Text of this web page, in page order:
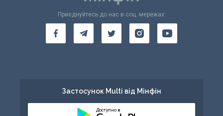
Приєднуйтесь до нас в соц. мережах:
Застосунок Multi від Мінфін
Доступно в